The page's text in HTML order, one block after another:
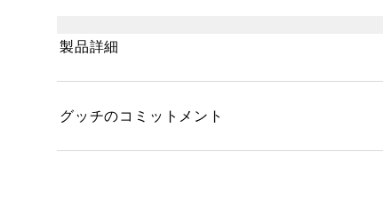
製品詳細
グッチのコミットメント